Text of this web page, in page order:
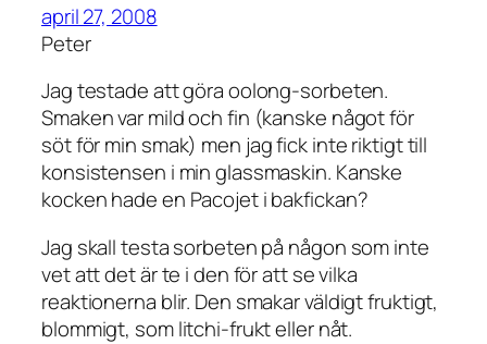
april 27, 2008
Peter
Jag testade att göra oolong-sorbeten.
Smaken var mild och fin (kanske något för
söt för min smak) men jag fick inte riktigt till
konsistensen i min glassmaskin. Kanske
kocken hade en Pacojet i bakfickan?
Jag skall testa sorbeten på någon som inte
vet att det är te i den för att se vilka
reaktionerna blir. Den smakar väldigt fruktigt,
blommigt, som litchi-frukt eller nåt.